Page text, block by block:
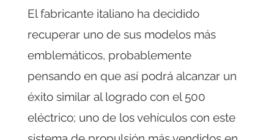
El fabricante italiano ha decidido
recuperar uno de sus modelos más
emblemáticos, probablemente
pensando en que así podrá alcanzar un
éxito similar al logrado con el 500
eléctrico; uno de los vehículos con este